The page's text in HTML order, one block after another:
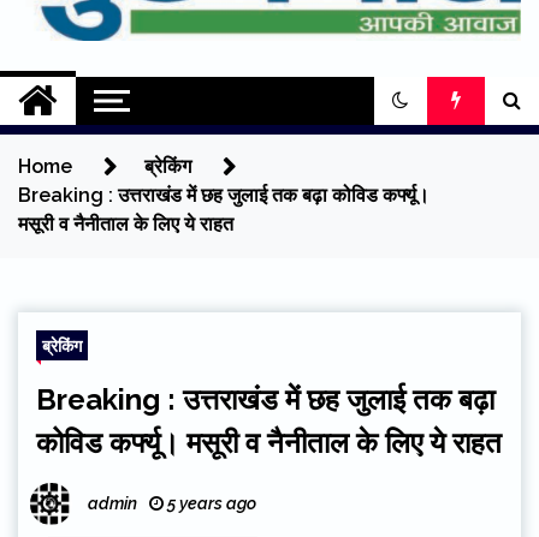
Mukhyadhara
Aapki Aawaz
Home
ब्रेकिंग
Breaking : उत्तराखंड में छह जुलाई तक बढ़ा कोविड कर्फ्यू।
मसूरी व नैनीताल के लिए ये राहत
ब्रेकिंग
Breaking : उत्तराखंड में छह जुलाई तक बढ़ा
कोविड कर्फ्यू। मसूरी व नैनीताल के लिए ये राहत
admin 5 years ago